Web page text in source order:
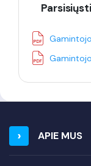
Parsisiųsti
APIE MUS